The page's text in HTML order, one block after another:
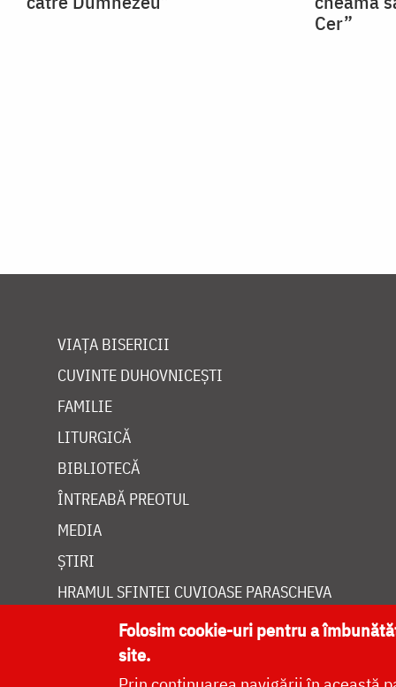
Cer”
VIAȚA BISERICII
CUVINTE DUHOVNICEȘTI
FAMILIE
LITURGICĂ
BIBLIOTECĂ
ÎNTREABĂ PREOTUL
MEDIA
ȘTIRI
HRAMUL SFINTEI CUVIOASE PARASCHEVA
Folosim cookie-uri pentru a
site.